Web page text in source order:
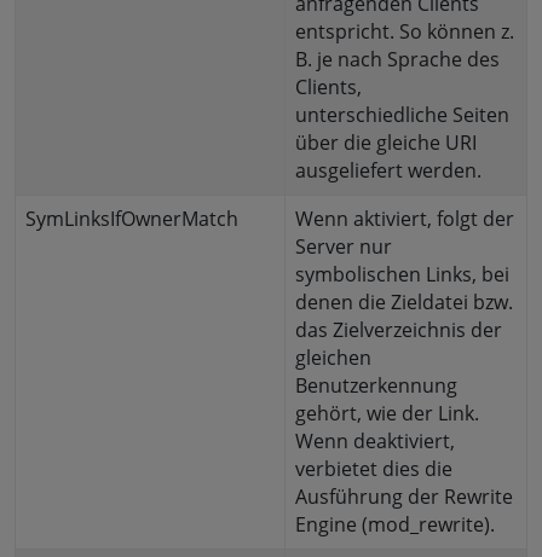
entspricht. So können z.
B. je nach Sprache des
Clients,
unterschiedliche Seiten
über die gleiche URI
ausgeliefert werden.
SymLinksIfOwnerMatch
Wenn aktiviert, folgt der
Server nur
symbolischen Links, bei
denen die Zieldatei bzw.
das Zielverzeichnis der
gleichen
Benutzerkennung
gehört, wie der Link.
Wenn deaktiviert,
verbietet dies die
Ausführung der Rewrite
Engine (mod_rewrite).